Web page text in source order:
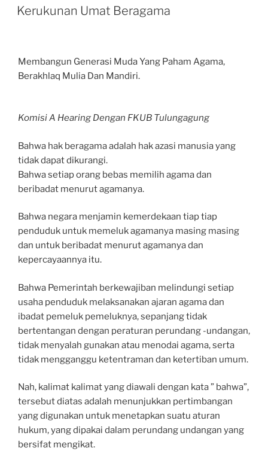
ON
Kerukunan Umat Beragama
Membangun Generasi Muda Yang Paham Agama,
Berakhlaq Mulia Dan Mandiri.
Komisi A Hearing Dengan FKUB Tulungagung
Bahwa hak beragama adalah hak azasi manusia yang
tidak dapat dikurangi.
Bahwa setiap orang bebas memilih agama dan
beribadat menurut agamanya.
Bahwa negara menjamin kemerdekaan tiap tiap
penduduk untuk memeluk agamanya masing masing
dan untuk beribadat menurut agamanya dan
kepercayaannya itu.
Bahwa Pemerintah berkewajiban melindungi setiap
usaha penduduk melaksanakan ajaran agama dan
ibadat pemeluk pemeluknya, sepanjang tidak
bertentangan dengan peraturan perundang -undangan,
tidak menyalah gunakan atau menodai agama, serta
tidak mengganggu ketentraman dan ketertiban umum.
Nah, kalimat kalimat yang diawali dengan kata ” bahwa”,
tersebut diatas adalah menunjukkan pertimbangan
yang digunakan untuk menetapkan suatu aturan
hukum, yang dipakai dalam perundang undangan yang
bersifat mengikat.